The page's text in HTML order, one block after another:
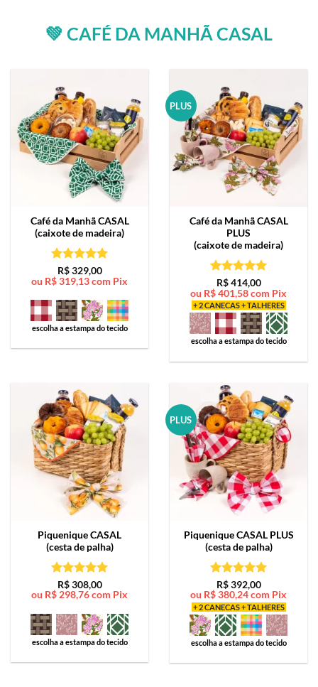
💚 CAFÉ DA MANHÃ CASAL
Café da ManhãCASAL
(caixote de madeira)
Avaliação5
de 5
R$329,00
ou R$319,13com Pix
escolha a estampa do tecido
PLUS
Café da ManhãCASAL
PLUS
(caixote de madeira)
Avaliação5
de 5
R$414,00
ou R$401,58com Pix
+ 2 CANECAS + TALHERES
escolha a estampa do tecido
PiqueniqueCASAL
(cesta de palha)
Avaliação5
de 5
R$308,00
ou R$298,76com Pix
escolha a estampa do tecido
PLUS
PiqueniqueCASAL PLUS
(cesta de palha)
Avaliação5
de 5
R$392,00
ou R$380,24com Pix
+ 2 CANECAS + TALHERES
escolha a estampa do tecido